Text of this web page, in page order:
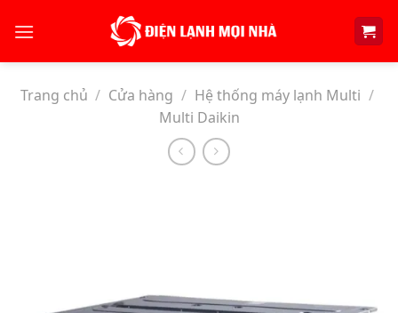
Trang chủ / Cửa hàng / Hệ thống máy lạnh Multi /
Multi Daikin